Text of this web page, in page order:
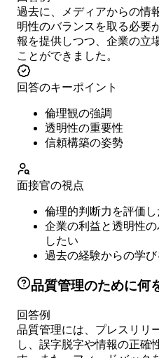
過去に、メディアからの情
明性のバランスを取る必要
報を提供しつつ、企業の立
ことができました。
回答のキーポイント
倫理観の強調
透明性の重要性
信頼構築の姿勢
面接官の視点
倫理的判断力を評価し
企業の利益と透明性
したい
過去の経験からの学
品質管理のために何
回答例
品質管理には、プレスリリ
し、誤字脱字や情報の正確